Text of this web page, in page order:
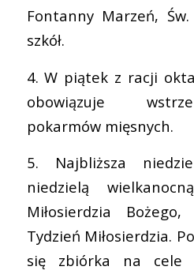
Fontanny Marzeń,
szkół.
4. W piątek z racji
obowiązuje
pokarmów mięsnych.
5. Najbliższa
niedzielą
Miłosierdzia
Tydzień Miłosierdzia.
się zbiórka na cele